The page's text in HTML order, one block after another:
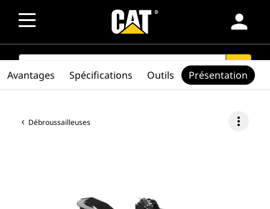
person
SEARCH search
Débroussailleuses more_vert
Avantages Spécifications Outils Présentation